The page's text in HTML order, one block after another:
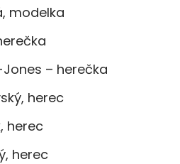
modelka
– herečka
herec
herec
herec